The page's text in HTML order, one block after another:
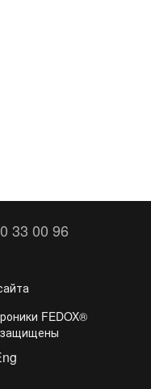
33 00 96
FEDOX®
защищены